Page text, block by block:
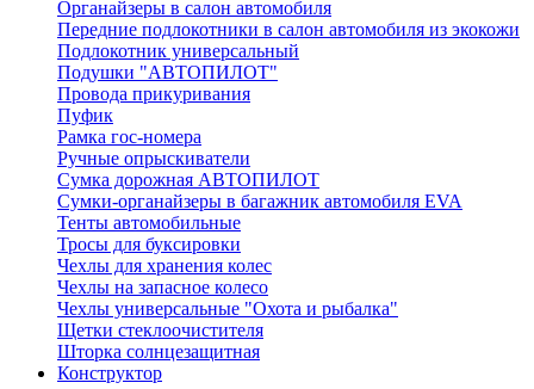
Органайзеры в салон автомобиля
Передние подлокотники в салон автомобиля из экокожи
Подлокотник универсальный
Подушки "АВТОПИЛОТ"
Провода прикуривания
Пуфик
Рамка гос-номера
Ручные опрыскиватели
Сумка дорожная АВТОПИЛОТ
Сумки-органайзеры в багажник автомобиля EVA
Тенты автомобильные
Тросы для буксировки
Чехлы для хранения колес
Чехлы на запасное колесо
Чехлы универсальные "Охота и рыбалка"
Щетки стеклоочистителя
Шторка солнцезащитная
Конструктор